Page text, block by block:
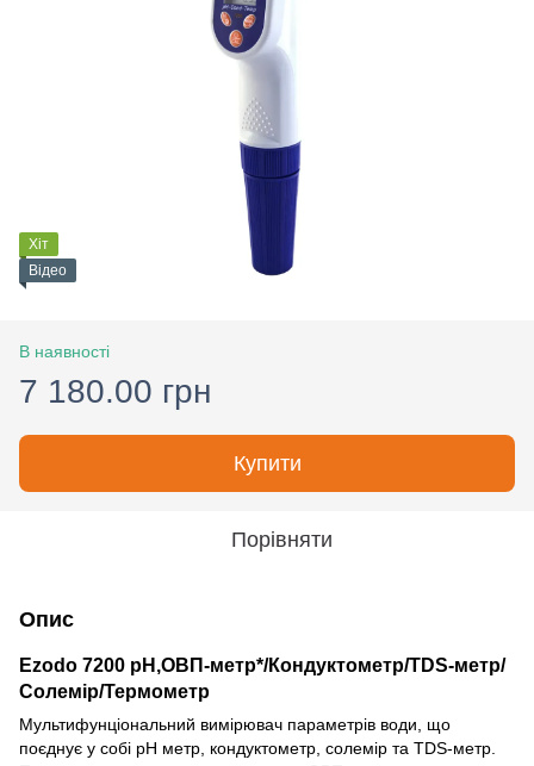
Хіт
Відео
В наявності
7 180.00 грн
Купити
Порівняти
Опис
Ezodo 7200 рН,ОВП-метр*/Кондуктометр/TDS-метр/
Солемір/Термометр
Мультифунціональний вимірювач параметрів води, що
поєднує у собі pH метр, кондуктометр, солемір та TDS-метр.